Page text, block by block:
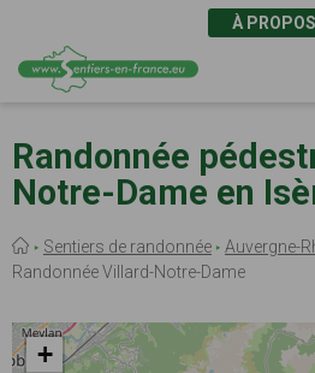
au
contenu
principal
À PROPOS
Randonnée
Notre-Dame en
Fil
d'Ariane
Sentiers de randonnée Auvergne-
Randonnée Villard-Notre-Dame
+